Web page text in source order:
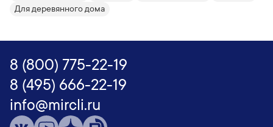
Для деревянного дома
8 (800) 775-22-19
8 (495) 666-22-19
info@mircli.ru